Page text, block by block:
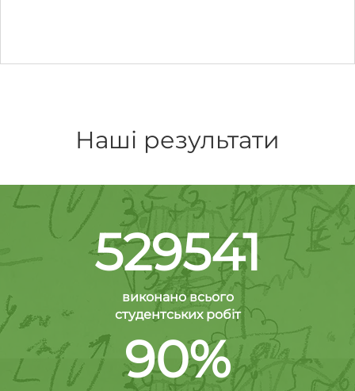
Наші результати
529541
виконано всього
студентських робіт
90%